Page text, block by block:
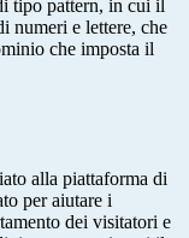
tipo pattern, in cui il
numeri e lettere, che
che imposta il
alla piattaforma di
per aiutare i
dei visitatori e